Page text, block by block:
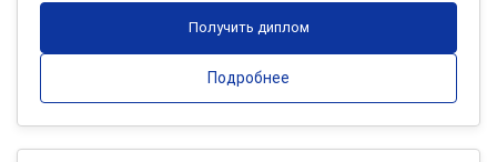
Получить диплом
Подробнее